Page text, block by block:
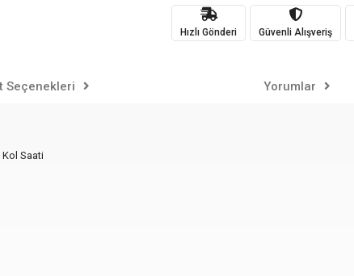
Hızlı Gönderi Güvenli Alışveriş
Seçenekleri Yorumlar
Kol Saati